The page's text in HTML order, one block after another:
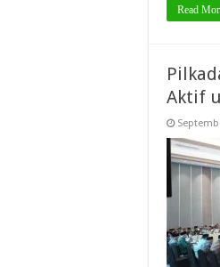
Read
Aktif